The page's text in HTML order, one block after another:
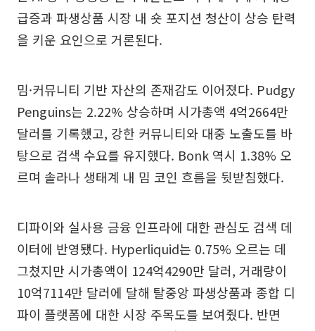
급증과 파생상품 시장 내 숏 포지션 청산이 상승 탄력
을 키운 요인으로 거론된다.
밈·커뮤니티 기반 자산의 존재감도 이어졌다. Pudgy
Penguins는 2.22% 상승하며 시가총액 4억2664만
달러를 기록했고, 강한 커뮤니티와 대중 노출도를 바
탕으로 검색 수요를 유지했다. Bonk 역시 1.38% 오
르며 솔라나 생태계 내 밈 코인 흐름을 뒷받침했다.
디파이와 실사용 금융 인프라에 대한 관심도 검색 데
이터에 반영됐다. Hyperliquid는 0.75% 오르는 데
그쳤지만 시가총액이 124억4290만 달러, 거래량이
10억7114만 달러에 달해 탈중앙 파생상품과 종합 디
파이 플랫폼에 대한 시장 주목도를 보여줬다. 반면